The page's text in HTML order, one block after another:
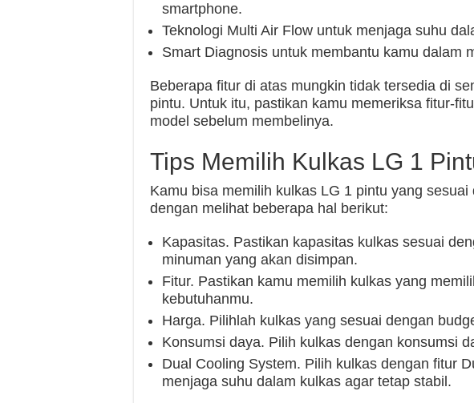
smartphone.
Teknologi Multi Air Flow untuk menjaga suhu
Smart Diagnosis untuk membantu kamu dalam
Beberapa fitur di atas mungkin tidak tersedia di
pintu. Untuk itu, pastikan kamu memeriksa fitur-
model sebelum membelinya.
Tips Memilih Kulkas LG 1
Kamu bisa memilih kulkas LG 1 pintu yang
dengan melihat beberapa hal berikut:
Kapasitas. Pastikan kapasitas kulkas sesuai
minuman yang akan disimpan.
Fitur. Pastikan kamu memilih kulkas yang
kebutuhanmu.
Harga. Pilihlah kulkas yang sesuai dengan
Konsumsi daya. Pilih kulkas dengan konsumsi
Dual Cooling System. Pilih kulkas dengan fitur
menjaga suhu dalam kulkas agar tetap stabil.